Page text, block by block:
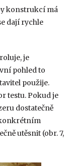
konstrukcí má
dají rychle
je
pohled to
použije.
testu. Pokud je
dostatečně
utěsnit (obr. 7,